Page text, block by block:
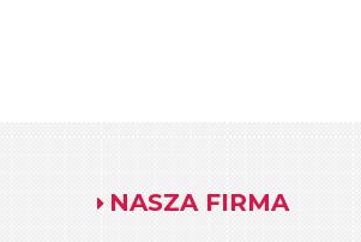
NASZA FIRMA